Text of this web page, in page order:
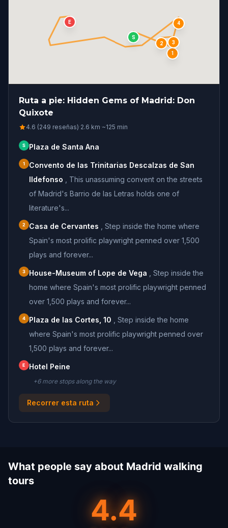
S
1
2 3
4
E
Ruta a pie: Hidden Gems of Madrid: Don
Quixote
4.6 (249 reseñas)·2.6 km·~125 min
S Plaza de Santa Ana
1
Convento de las Trinitarias Descalzas de San
Ildefonso
This unassuming convent on the streets
of Madrid's Barrio de las Letras holds one of
literature's...
2 Casa de Cervantes
Step inside the home where
Spain's most prolific playwright penned over 1,500
plays and forever...
3 House-Museum of Lope de Vega
Step inside the
home where Spain's most prolific playwright penned
over 1,500 plays and forever...
4 Plaza de las Cortes, 10
Step inside the home
where Spain's most prolific playwright penned over
1,500 plays and forever...
E Hotel Peine
+6more stopsalong the way
Recorrer esta ruta
What people say about Madrid walking
tours
4.4